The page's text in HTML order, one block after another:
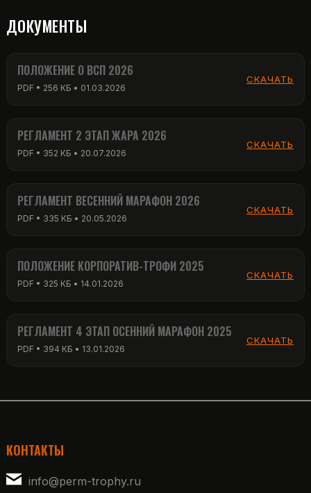
ПОЛОЖЕНИЕ О ВСП 2026
РЕГЛАМЕНТ 2 ЭТАП ЖАРА 2026
РЕГЛАМЕНТ ВЕСЕННИЙ МАРАФОН 2026
ПОЛОЖЕНИЕ КОРПОРАТИВ-ТРОФИ 2025
РЕГЛАМЕНТ 4 ЭТАП ОСЕННИЙ МАРАФОН 2025
КОНТАКТЫ